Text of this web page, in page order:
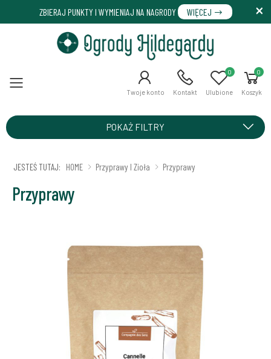
ZBIERAJ PUNKTY I WYMIENIAJ NA NAGRODY WIĘCEJ
Menu Twoje konto Kontakt Ulubione
0 0
Koszyk
POKAŻ FILTRY
JESTEŚ TUTAJ: HOME Przyprawy I Zioła Przyprawy
Przyprawy